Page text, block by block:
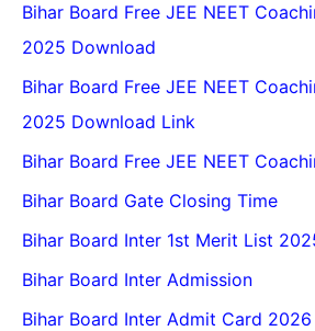
Bihar Board Free JEE NEET
2025 Download
Bihar Board Free JEE NEET
2025 Download Link
Bihar Board Free JEE NEET
Bihar Board Gate Closing Time
Bihar Board Inter 1st Merit List
Bihar Board Inter Admission
Bihar Board Inter Admit Card 2026